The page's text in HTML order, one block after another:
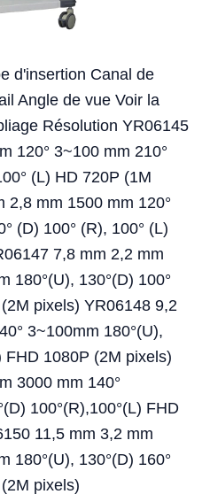
d'insertion Canal de
Angle de vue Voir la
Résolution YR06145
120° 3~100 mm 210°
(L) HD 720P (1M
2,8 mm 1500 mm 120°
(D) 100° (R), 100° (L)
7,8 mm 2,2 mm
180°(U), 130°(D) 100°
pixels) YR06148 9,2
3~100mm 180°(U),
FHD 1080P (2M pixels)
3000 mm 140°
100°(R),100°(L) FHD
11,5 mm 3,2 mm
180°(U), 130°(D) 160°
pixels)